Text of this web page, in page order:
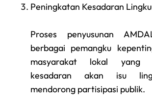
Peningkatan Kesadaran
Proses penyusunan
berbagai pemangku
masyarakat lokal yang
kesadaran akan isu
mendorong partisipasi publik.